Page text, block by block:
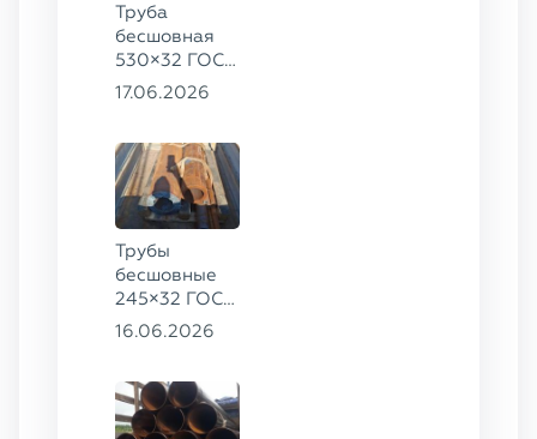
Труба
бесшовная
530×32 ГОСТ
8732-78, ст.
17.06.2026
Трубы
бесшовные
245×32 ГОСТ
8732-78, ст.
16.06.2026